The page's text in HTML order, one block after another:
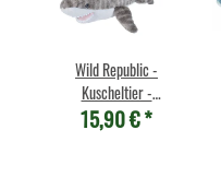
Wild Republic -
Kuscheltier -
Cuddlekins Mini -
Tigerhai
15,90 €*